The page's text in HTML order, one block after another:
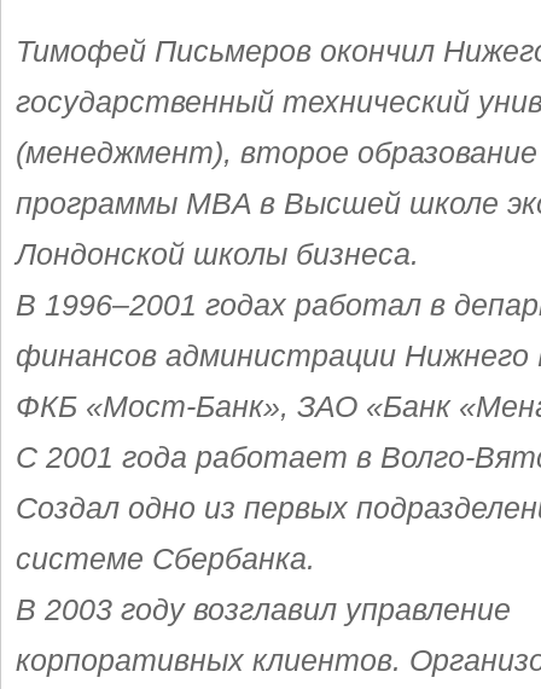
Тимофей Письмеров окончил
государственный технический
(менеджмент), второе образование
программы MBA в Высшей школе
Лондонской школы бизнеса.
В 1996–2001 годах работал в
финансов администрации Нижнего
ФКБ «Мост-Банк», ЗАО «Банк
С 2001 года работает в Волго-
Создал одно из первых
системе Сбербанка.
В 2003 году возглавил управление
корпоративных клиентов.